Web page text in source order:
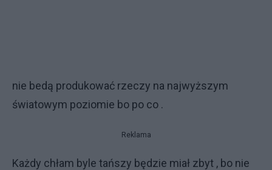
nie bedą produkować rzeczy na najwyższym
światowym poziomie bo po co .
Reklama
Każdy chłam byle tańszy będzie miał zbyt , bo nie